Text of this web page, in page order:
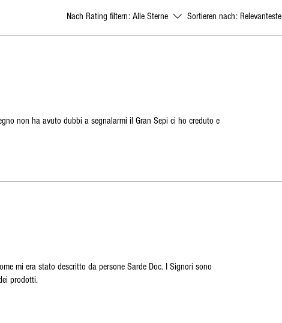
Nach Rating filtern: Alle Sterne Sortieren nach: Relevanteste
non ha avuto dubbi a segnalarmi il Gran Sepi ci ho creduto e
mi era stato descritto da persone Sarde Doc. I Signori sono
prodotti.